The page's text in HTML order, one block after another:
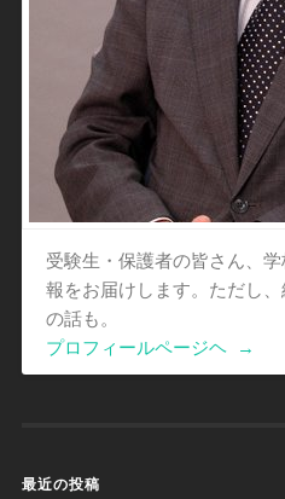
受験生・保護者の皆さん、
報をお届けします。ただし
の話も。
プロフィールページヘ
→
最近の投稿